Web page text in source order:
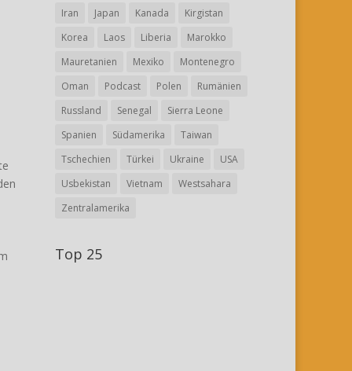
Iran
Japan Kanada
Kirgistan
Korea
Laos Liberia
Marokko
Mauretanien
Mexiko
Montenegro
Oman
Podcast Polen
Rumänien
Russland
Senegal
Sierra Leone
Spanien
Südamerika
Taiwan
Tschechien
Türkei Ukraine
USA
Usbekistan
Vietnam
Westsahara
Zentralamerika
Top 25